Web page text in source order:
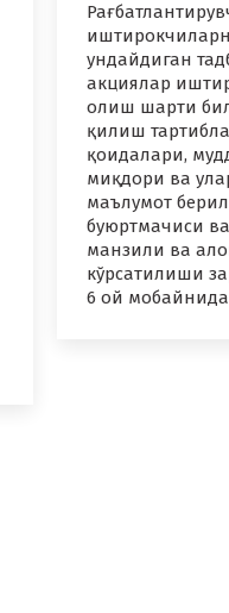
ундайдиган
акциялар
олиш шарти
қилиш
қоидалари,
миқдори ва
маълумот
буюртмачиси
манзили ва
кўрсатилиши
6 ой